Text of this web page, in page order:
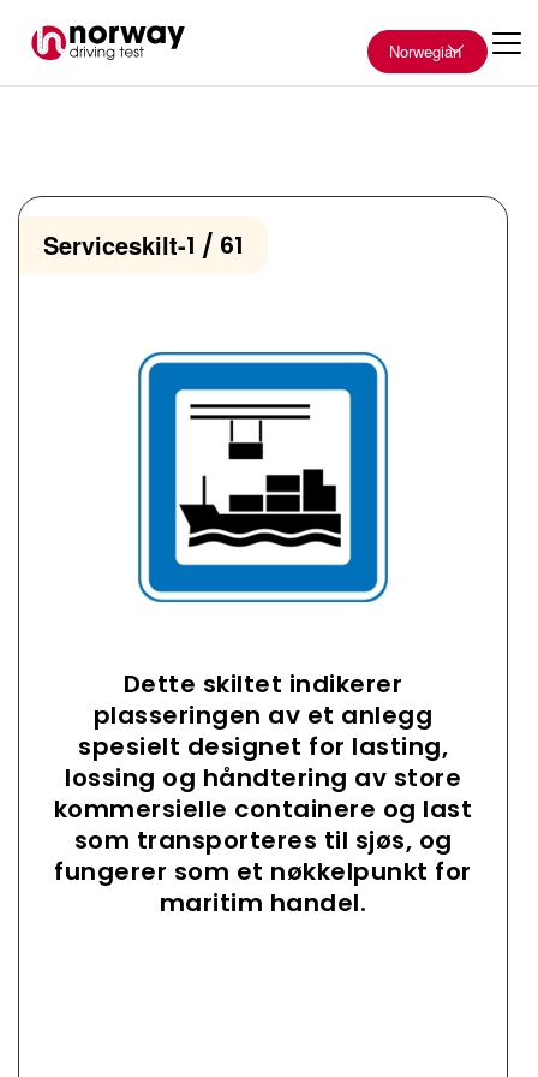
Norwegian
Serviceskilt-1 / 61
Dette skiltet indikerer
plasseringen av et anlegg
spesielt designet for lasting,
lossing og håndtering av store
kommersielle containere og last
som transporteres til sjøs, og
fungerer som et nøkkelpunkt for
maritim handel.